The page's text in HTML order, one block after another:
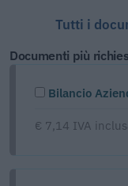
Tutti i
Documenti più
Bilancio
€ 7,14 IVA